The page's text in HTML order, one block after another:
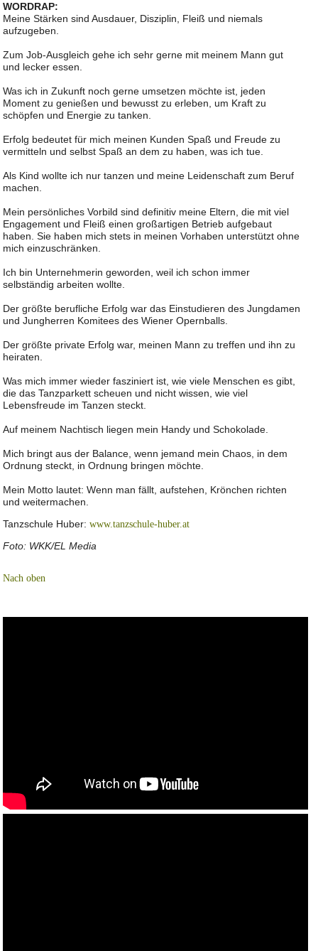
WORDRAP:
Meine Stärken sind Ausdauer, Disziplin, Fleiß und niemals
aufzugeben.
Zum Job-Ausgleich gehe ich sehr gerne mit meinem Mann gut
und lecker essen.
Was ich in Zukunft noch gerne umsetzen möchte ist, jeden
Moment zu genießen und bewusst zu erleben, um Kraft zu
schöpfen und Energie zu tanken.
Erfolg bedeutet für mich meinen Kunden Spaß und Freude zu
vermitteln und selbst Spaß an dem zu haben, was ich tue.
Als Kind wollte ich nur tanzen und meine Leidenschaft zum Beruf
machen.
Mein persönliches Vorbild sind definitiv meine Eltern, die mit viel
Engagement und Fleiß einen großartigen Betrieb aufgebaut
haben. Sie haben mich stets in meinen Vorhaben unterstützt ohne
mich einzuschränken.
Ich bin Unternehmerin geworden, weil ich schon immer
selbständig arbeiten wollte.
Der größte berufliche Erfolg war das Einstudieren des Jungdamen
und Jungherren Komitees des Wiener Opernballs.
Der größte private Erfolg war, meinen Mann zu treffen und ihn zu
heiraten.
Was mich immer wieder fasziniert ist, wie viele Menschen es gibt,
die das Tanzparkett scheuen und nicht wissen, wie viel
Lebensfreude im Tanzen steckt.
Auf meinem Nachtisch liegen mein Handy und Schokolade.
Mich bringt aus der Balance, wenn jemand mein Chaos, in dem
Ordnung steckt, in Ordnung bringen möchte.
Mein Motto lautet: Wenn man fällt, aufstehen, Krönchen richten
und weitermachen.
Tanzschule Huber:www.tanzschule-huber.at
Foto: WKK/EL Media
Nach oben